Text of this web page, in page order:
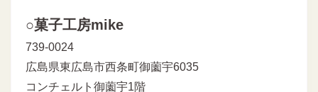
○菓子工房mike
739-0024
広島県東広島市西条町御薗宇6035
コンチェルト御薗宇1階